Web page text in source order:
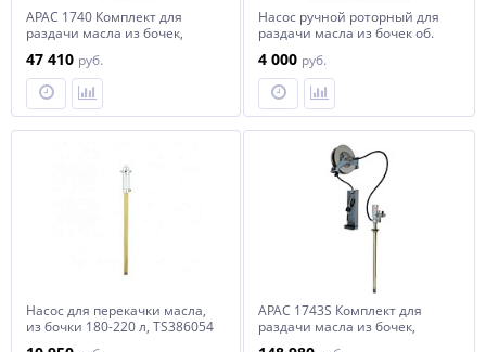
APAC 1740 Комплект для
раздачи масла из бочек,
47 410 руб.
Насос ручной роторный для
раздачи масла из бочек об.
4 000 руб.
Насос для перекачки масла,
из бочки 180-220 л, TS386054
APAC 1743S Комплект для
раздачи масла из бочек,